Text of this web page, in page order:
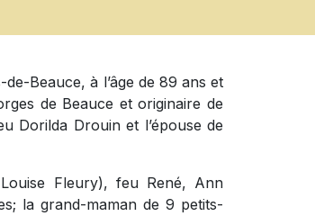
Beauce, à l’âge de 89 ans et
de Beauce et originaire de
Dorilda Drouin et l’épouse de
Fleury), feu René, Ann
la grand-maman de 9 petits-